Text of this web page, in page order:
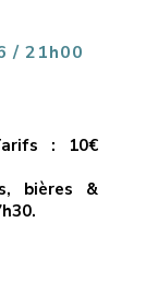
/ 21h00
: 10€
bières &